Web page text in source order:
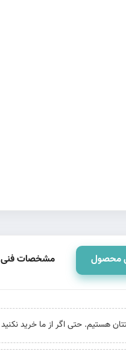
محصول مشخصات فنی